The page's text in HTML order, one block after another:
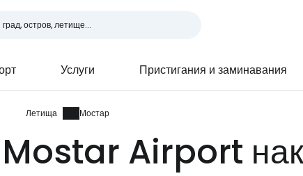
Услуги Пристигания и заминавания
Летища Мостар
Airport